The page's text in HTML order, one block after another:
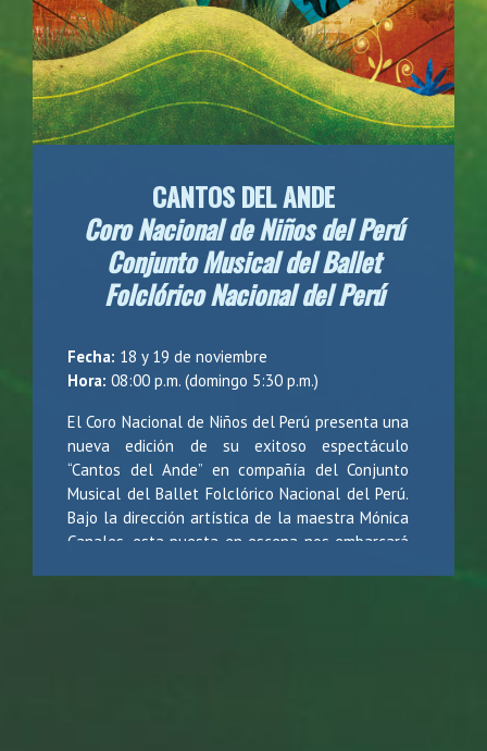
CANTOS DEL ANDE
Coro Nacional de Niños del Perú
Conjunto Musical del Ballet
Folclórico Nacional del Perú
Fecha: 18 y 19 de noviembre
Hora: 08:00 p.m. (domingo 5:30 p.m.)
El Coro Nacional de Niños del Perú presenta una
nueva edición de su exitoso espectáculo
“Cantos del Ande” en compañía del Conjunto
Musical del Ballet Folclórico Nacional del Perú.
Bajo la dirección artística de la maestra Mónica
Canales, esta puesta en escena nos embarcará